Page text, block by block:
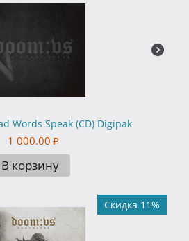
Words Speak (CD) Digipak
1 000.00 ₽
В корзину
Скидка 11%